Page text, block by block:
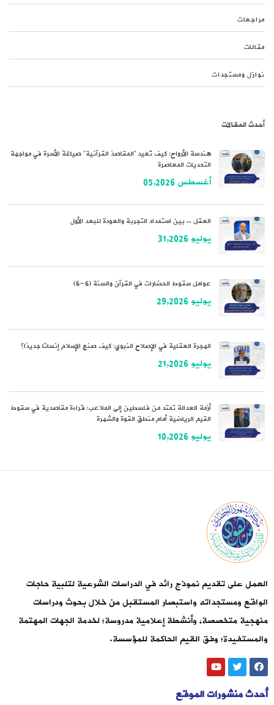
مراجعات
مقالات
نوازل ومستجدات
أحدث المقالات
هندسة الأرواح: كيف تُعيد “المقاصدُ القرآنية” صياغةَ الأسرة في مواجهة
التحديات المعاصرة
أغسطس 05,2026
العقل .. بين استمداد التجربة والعودة للبعد الأول
يوليو 31,2026
عوامل سقوط الحضارات في القرآن والسنة (6-6)
يوليو 29,2026
الهجرة العقلية في الإصلاح النبوي: كيف صنع الإسلام إنسانًا جديدًا؟
يوليو 21,2026
أزمة العدالة تمتد من فلسطين إلى الملاعب: قراءة مقاصدية في سقوط
القيم الرياضية أمام منطق القوة والشهرة
يوليو 10,2026
العمل على تقديم نموذج رائد في الدراسات الشرعية لتلبية حاجات
الواقع ومستجداته واستبصار المستقبل من خلال بحوث ودراسات
منهجية متخصصة، وأنشطة إعلامية مدروسة؛ لخدمة الجهات المهتمة
والمستفيدة؛ وفق القيم الحاكمة للمؤسسة.
أحدث منشورات الموقع